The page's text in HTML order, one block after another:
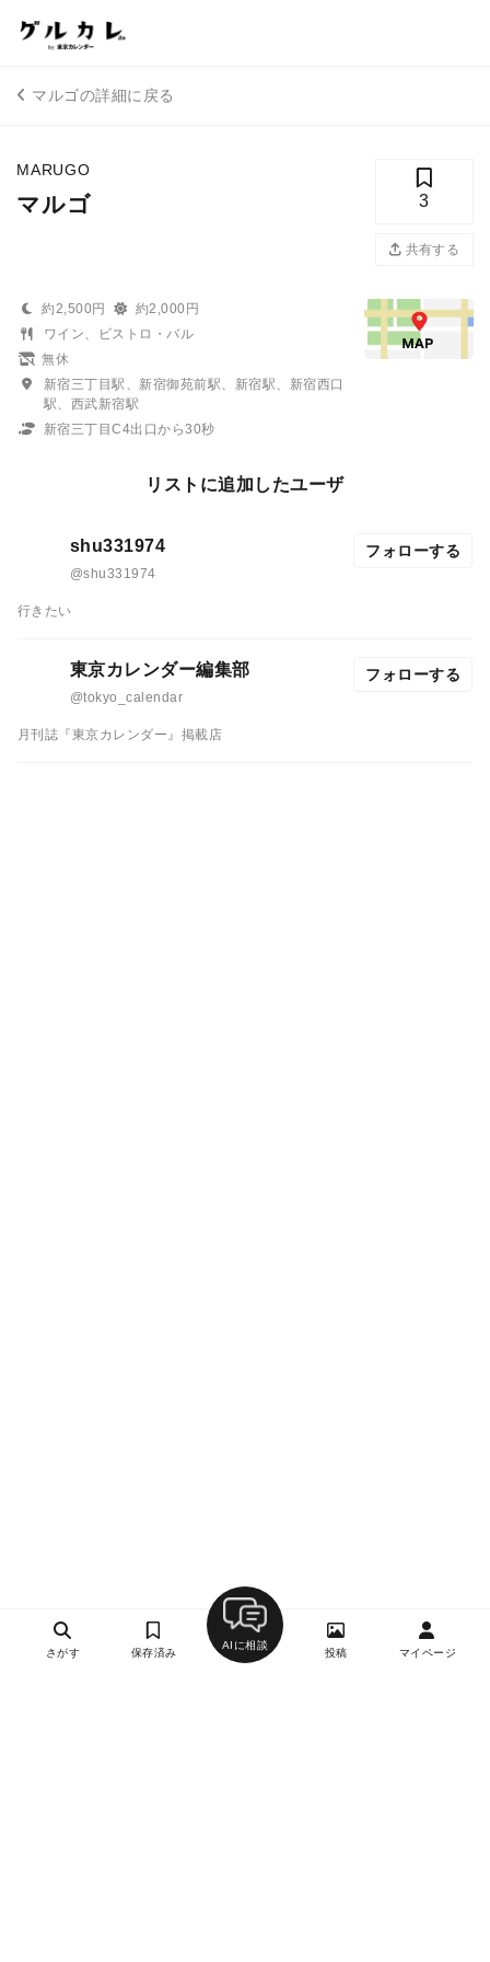
マルゴの詳細に戻る
MARUGO
マルゴ 3
共有する
約2,500円
約2,000円
ワイン、ビストロ・バル
無休
新宿三丁目駅、新宿御苑前駅、新宿駅、新宿西口
駅、西武新宿駅
新宿三丁目C4出口から30秒
リストに追加したユーザ
shu331974
@shu331974
フォローする
行きたい
東京カレンダー編集部
@tokyo_calendar
フォローする
月刊誌『東京カレンダー』掲載店
さがす 保存済み
AIに相談
投稿 マイページ